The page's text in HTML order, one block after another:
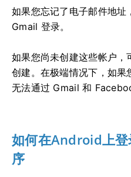
如果您忘记了电子邮件地
Gmail 登录。
如果您尚未创建这些帐户
创建。在极端情况下，如果
无法通过 Gmail 和
如何在Android上
序